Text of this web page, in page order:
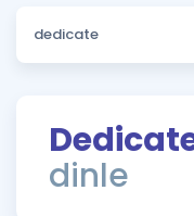
Sözlük
Rehberlik Aracı
ÖSYM Sınav
Hakkımızda
dinle